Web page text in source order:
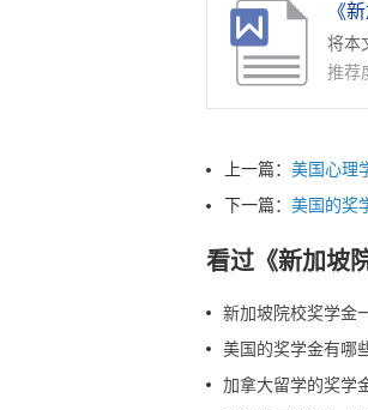
将本
推荐
上一篇： 美国心理
下一篇： 美国的奖
看过《新加坡